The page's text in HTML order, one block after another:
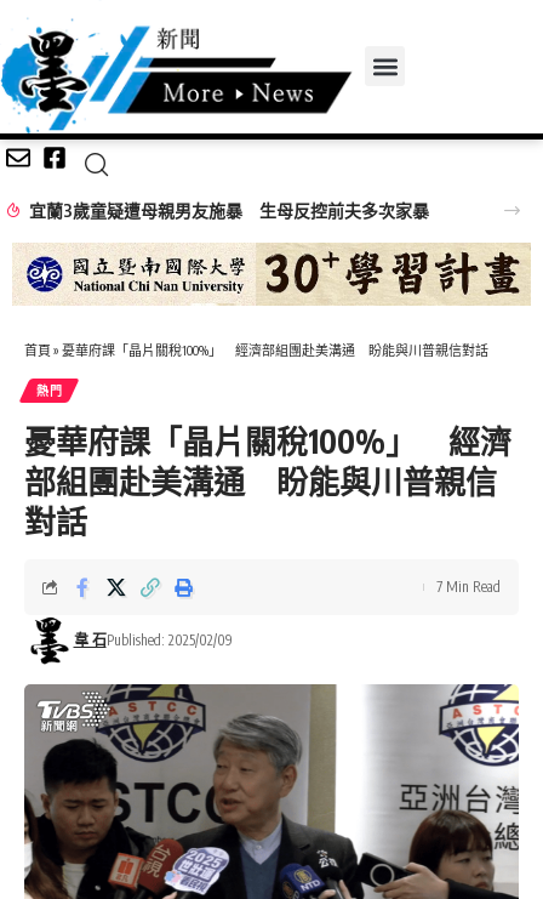
宜蘭3歲童疑遭母親男友施暴 生母反控前夫多次家暴
首頁 » 憂華府課「晶片關稅100%」 經濟部組團赴美溝通 盼能與川普親信對話
熱門
憂華府課「晶片關稅100%」 經濟
部組團赴美溝通 盼能與川普親信
對話
韋 石Published: 2025/02/09
7 Min Read